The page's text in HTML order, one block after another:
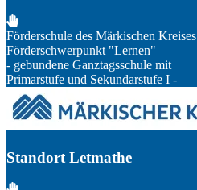
Förderschule des Märkischen Kreises
Förderschwerpunkt "Lernen"
- gebundene Ganztagsschule mit
Primarstufe und Sekundarstufe I -
Standort Letmathe